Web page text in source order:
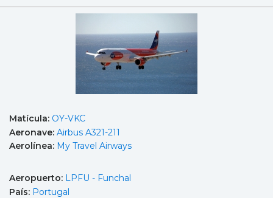
Matícula: OY-VKC
Aeronave: Airbus A321-211
Aerolínea: My Travel Airways
Aeropuerto: LPFU - Funchal
País: Portugal